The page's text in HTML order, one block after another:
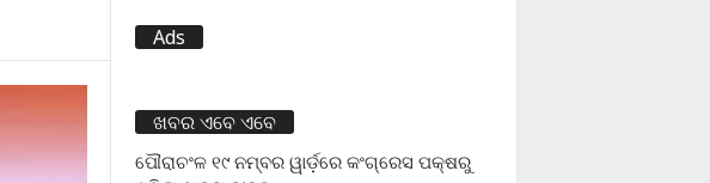
Ads
ଖବର ଏବେ ଏବେ
ପୌରାଚଂଳ ୧୯ ନମ୍ବର ୱାର୍ଡ଼ରେ କଂଗ୍ରେସ ପକ୍ଷରୁ